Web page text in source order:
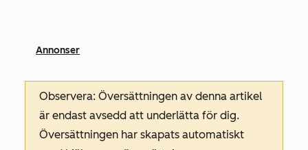
Annonser
Observera: Översättningen av denna artikel
är endast avsedd att underlätta för dig.
Översättningen har skapats automatiskt